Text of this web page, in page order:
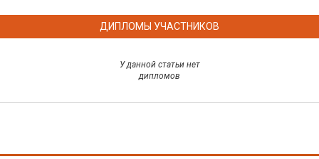
ДИПЛОМЫ УЧАСТНИКОВ
У данной статьи нет
дипломов